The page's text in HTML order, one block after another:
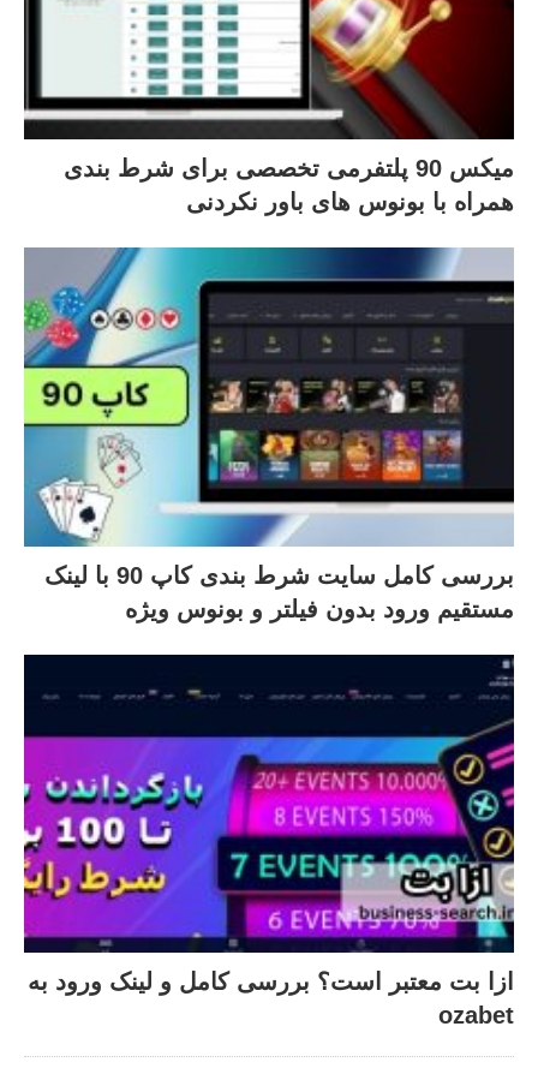
میکس 90 پلتفرمی تخصصی برای شرط بندی
همراه با بونوس های باور نکردنی
بررسی کامل سایت شرط بندی کاپ 90 با لینک
مستقیم ورود بدون فیلتر و بونوس ویژه
ازا بت معتبر است؟ بررسی کامل و لینک ورود به
ozabet